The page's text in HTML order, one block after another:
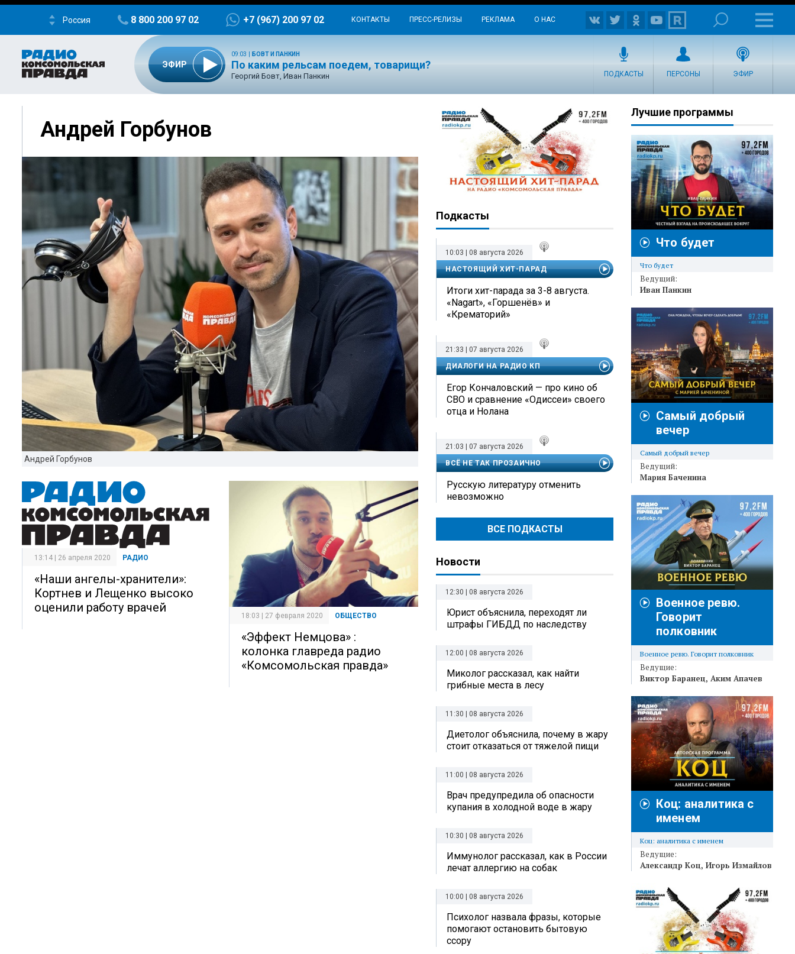
Россия 8 800 200 97 02 +7 (967) 200 97 02 КОНТАКТЫ ПРЕСС-РЕЛИЗЫ РЕКЛАМА О НАС
ЭФИР
09:03 БОВТ И ПАНКИН
По каким рельсам поедем, товарищи?
Георгий Бовт, Иван Панкин ПОДКАСТЫ ПЕРСОНЫ ЭФИР
Андрей Горбунов
Андрей Горбунов
13:14 | 26 апреля 2020 РАДИО
«Наши ангелы-хранители»:
Кортнев и Лещенко высоко
оценили работу врачей
18:03 | 27 февраля 2020 ОБЩЕСТВО
«Эффект Немцова» :
колонка главреда радио
«Комсомольская правда»
Подкасты
10:03 | 08 августа 2026
НАСТОЯЩИЙ ХИТ-ПАРАД
Итоги хит-парада за 3-8 августа.
«Nagart», «Горшенёв» и
«Крематорий»
21:33 | 07 августа 2026
ДИАЛОГИ НА РАДИО КП
Егор Кончаловский — про кино об
СВО и сравнение «Одиссеи» своего
отца и Нолана
21:03 | 07 августа 2026
ВСЁ НЕ ТАК ПРОЗАИЧНО
Русскую литературу отменить
невозможно
ВСЕ ПОДКАСТЫ
Новости
12:30 | 08 августа 2026
Юрист объяснила, переходят ли
штрафы ГИБДД по наследству
12:00 | 08 августа 2026
Миколог рассказал, как найти
грибные места в лесу
11:30 | 08 августа 2026
Диетолог объяснила, почему в жару
стоит отказаться от тяжелой пищи
11:00 | 08 августа 2026
Врач предупредила об опасности
купания в холодной воде в жару
10:30 | 08 августа 2026
Иммунолог рассказал, как в России
лечат аллергию на собак
10:00 | 08 августа 2026
Психолог назвала фразы, которые
помогают остановить бытовую
ссору
Лучшие программы
Что будет
Что будет
Ведущий:
Иван Панкин
Самый добрый
вечер
Самый добрый вечер
Ведущий:
Мария Баченина
Военное ревю.
Говорит
полковник
Военное ревю. Говорит полковник
Ведущие:
Виктор Баранец Аким Апачев
Коц: аналитика с
именем
Коц: аналитика с именем
Ведущие:
Александр Коц Игорь Измайлов